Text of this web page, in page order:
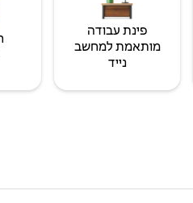
פינת עבודה
מותאמת למחשב
נייד